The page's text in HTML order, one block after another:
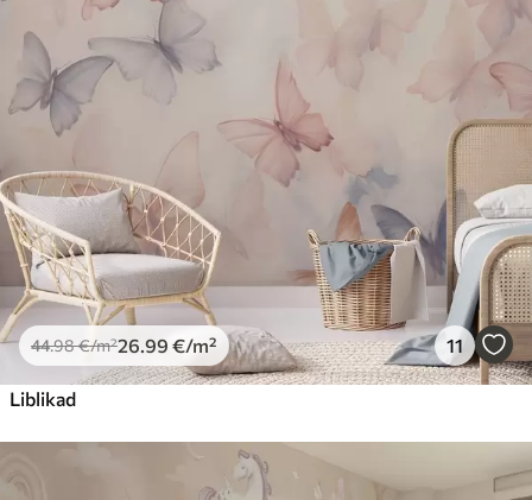
44.98€/m²26 .99 €/m² 11
Liblikad